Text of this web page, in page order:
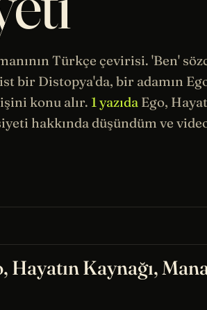
Türkçe çevirisi. 'Ben'
bir Distopya'da, bir adamın
konu alır. 1 yazıda Ego,
hakkında düşündüm ve
Hayatın Kaynağı,